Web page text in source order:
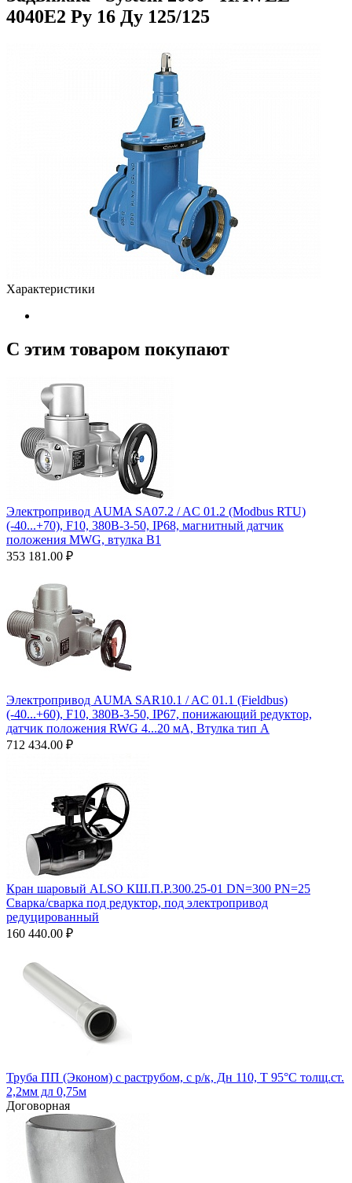
4040Е2 Ру 16 Ду 125/125
Характеристики
С этим товаром покупают
Электропривод AUMA SA07.2 / AC 01.2 (Modbus RTU)
(-40...+70), F10, 380B-3-50, IP68, магнитный датчик
положения MWG, втулка В1
353 181.00 ₽
Электропривод AUMA SAR10.1 / AC 01.1 (Fieldbus)
(-40...+60), F10, 380B-3-50, IP67, понижающий редуктор,
датчик положения RWG 4...20 мА, Втулка тип А
712 434.00 ₽
Кран шаровый ALSO КШ.П.Р.300.25-01 DN=300 PN=25
Сварка/сварка под редуктор, под электропривод
редуцированный
160 440.00 ₽
Труба ПП (Эконом) с раструбом, с р/к, Дн 110, Т 95°С толщ.ст.
2,2мм дл 0,75м
Договорная